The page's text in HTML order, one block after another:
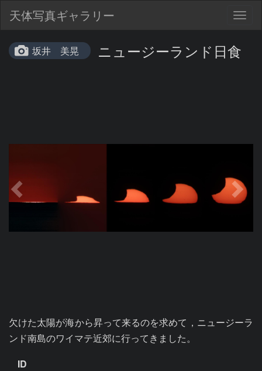
天体写真ギャラリー
坂井 美晃 ニュージーランド日食
欠けた太陽が海から昇って来るのを求めて，ニュージーラ
ンド南島のワイマテ近郊に行ってきました。
ID